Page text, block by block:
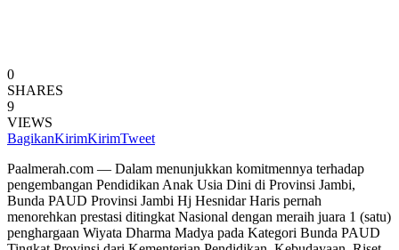
0
SHARES
9
VIEWS
BagikanKirimKirimTweet
Paalmerah.com — Dalam menunjukkan komitmennya terhadap
pengembangan Pendidikan Anak Usia Dini di Provinsi Jambi,
Bunda PAUD Provinsi Jambi Hj Hesnidar Haris pernah
menorehkan prestasi ditingkat Nasional dengan meraih juara 1 (satu)
penghargaan Wiyata Dharma Madya pada Kategori Bunda PAUD